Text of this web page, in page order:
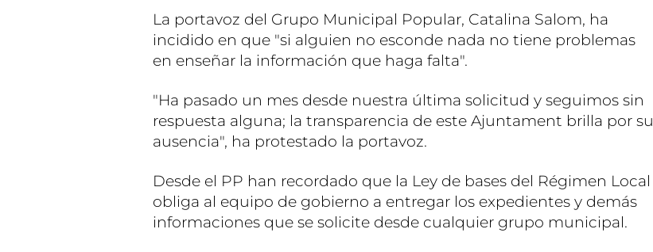
La portavoz del Grupo Municipal Popular, Catalina Salom, ha
incidido en que "si alguien no esconde nada no tiene problemas
en enseñar la información que haga falta".
"Ha pasado un mes desde nuestra última solicitud y seguimos sin
respuesta alguna; la transparencia de este Ajuntament brilla por su
ausencia", ha protestado la portavoz.
Desde el PP han recordado que la Ley de bases del Régimen Local
obliga al equipo de gobierno a entregar los expedientes y demás
informaciones que se solicite desde cualquier grupo municipal.